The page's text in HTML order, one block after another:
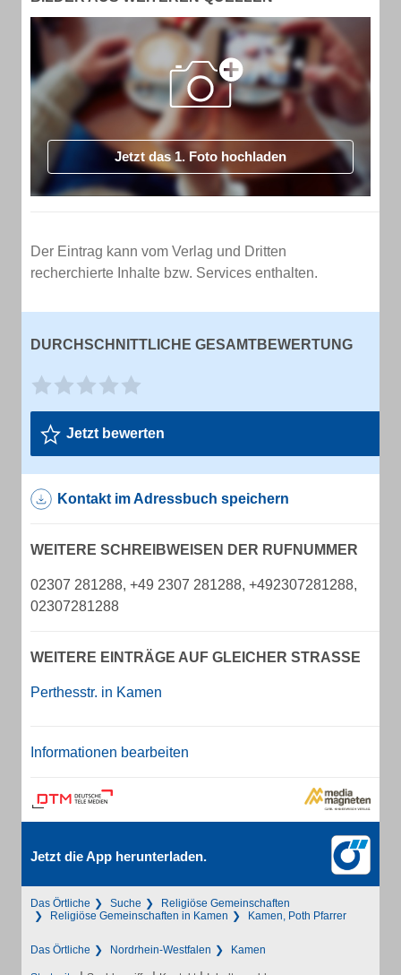
Jetzt das 1. Foto hochladen
Der Eintrag kann vom Verlag und Dritten
recherchierte Inhalte bzw. Services enthalten.
DURCHSCHNITTLICHE GESAMTBEWERTUNG
Jetzt bewerten
Kontakt im Adressbuch speichern
WEITERE SCHREIBWEISEN DER RUFNUMMER
02307 281288, +49 2307 281288, +492307281288,
02307281288
WEITERE EINTRÄGE AUF GLEICHER STRASSE
Perthesstr. in Kamen
Informationen bearbeiten
Jetzt die App herunterladen.
Das Örtliche Suche
Religiöse Gemeinschaften
Religiöse Gemeinschaften in Kamen
Kamen, Poth Pfarrer
Das Örtliche Nordrhein-Westfalen Kamen